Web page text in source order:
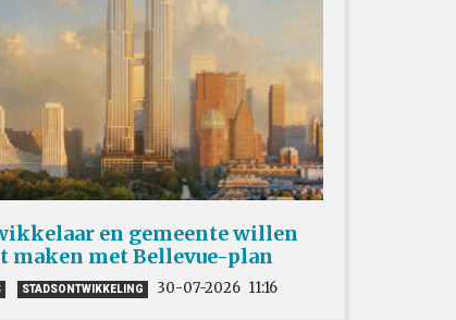
en gemeente willen
maken met Bellevue-plan
STADSONTWIKKELING 30-07-2026 11:16